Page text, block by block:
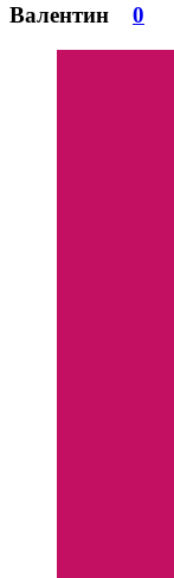
Валентин 0